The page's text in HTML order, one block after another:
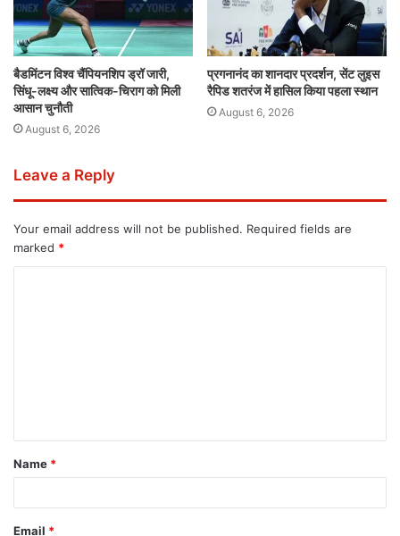
बैडमिंटन विश्व चैंपियनशिप ड्रॉ जारी,
सिंधू-लक्ष्य और सात्विक-चिराग को मिली
आसान चुनौती
August 6, 2026
प्रगनानंद का शानदार प्रदर्शन, सेंट लुइस
रैपिड शतरंज में हासिल किया पहला स्थान
August 6, 2026
Leave a Reply
Your email address will not be published. Required fields are
marked *
Name *
Email *